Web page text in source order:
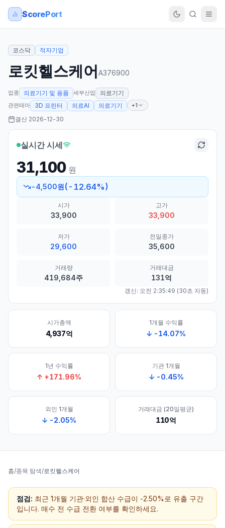
ScorePort
코스닥 적자기업
로킷헬스케어A376900
업종 의료기기 및 용품 세부산업 의료기기
관련테마 3D 프린터 의료AI 의료기기 +1
결산 2026-12-30
실시간 시세
31,100 원
-4,500원( -12.64%)
시가
33,900
고가
33,900
저가
29,600
전일종가
35,600
거래량
419,684주
거래대금
131억
갱신: 오전 2:35:49 (30초 자동)
시가총액
4,937억
1개월 수익률
↓ -14.07%
1년 수익률
↑ +171.96%
기관 1개월
↓ -0.45%
외인 1개월
↓ -2.05%
거래대금 (20일평균)
110억
홈/종목 탐색/로킷헬스케어
점검: 최근 1개월 기관·외인 합산 수급이 -2.50%로 유출 구간
입니다. 매수 전 수급 전환 여부를 확인하세요.